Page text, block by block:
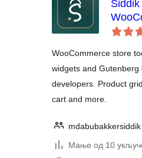
WooCommerce store
widgets and Gutenberg
developers. Product
cart and more.
mdabubakkersiddik
Мање од 10